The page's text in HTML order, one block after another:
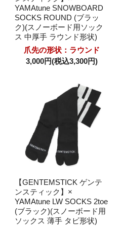
YAMAtune SNOWBOARD
SOCKS ROUND (ブラッ
ク)(スノーボード用ソック
ス 中厚手 ラウンド形状)
爪先の形状：ラウンド
3,000円(税込3,300円)
【GENTEMSTICK ゲンテ
ンスティック】×
YAMAtune LW SOCKS 2toe
(ブラック)(スノーボード用
ソックス 薄手 タビ形状)